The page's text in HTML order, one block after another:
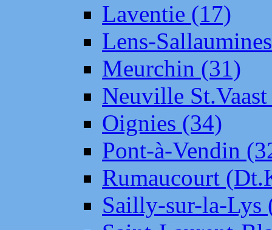
Laventie (17)
Lens-
Meurchin (31)
Neuville
Oignies (34)
Pont-à-Vendin
Rumaucourt
Sailly-sur-la-Lys